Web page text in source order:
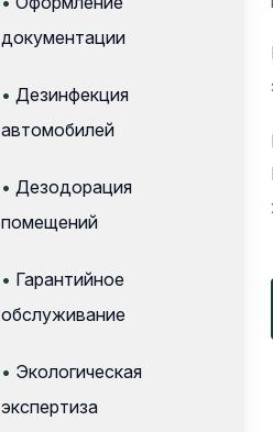
документации
• Дезинфекция
автомобилей
• Дезодорация
помещений
• Гарантийное
обслуживание
• Экологическая
экспертиза